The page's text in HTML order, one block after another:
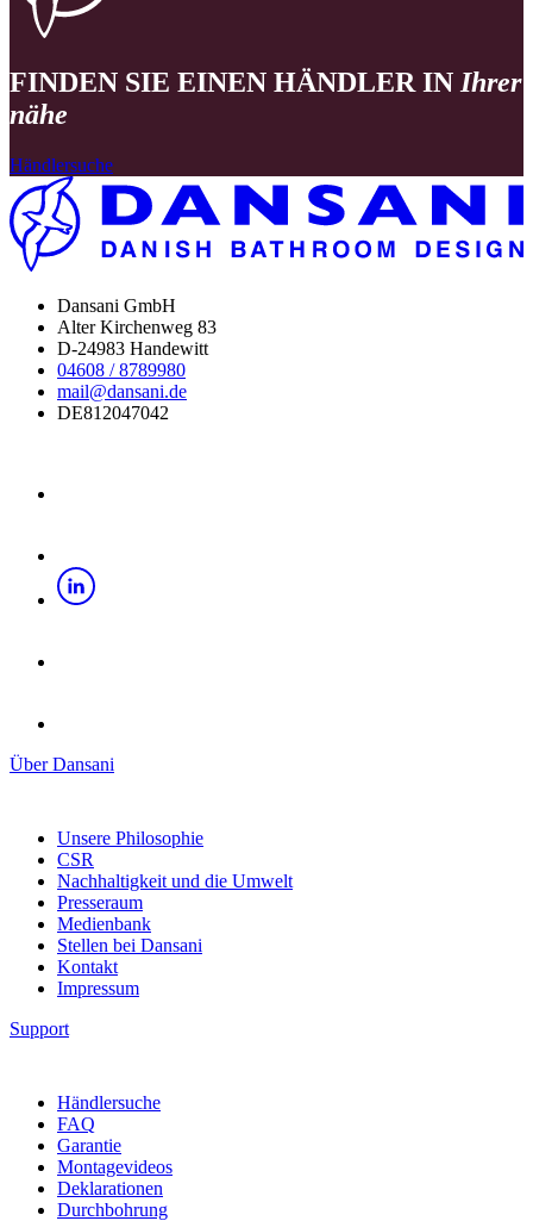
FINDEN SIE EINEN HÄNDLER IN Ihrer
nähe
Händlersuche
Dansani GmbH
Alter Kirchenweg 83
D-24983 Handewitt
04608 / 8789980
mail@dansani.de
DE812047042
Über Dansani
Unsere Philosophie
CSR
Nachhaltigkeit und die Umwelt
Presseraum
Medienbank
Stellen bei Dansani
Kontakt
Impressum
Support
Händlersuche
FAQ
Garantie
Montagevideos
Deklarationen
Durchbohrung